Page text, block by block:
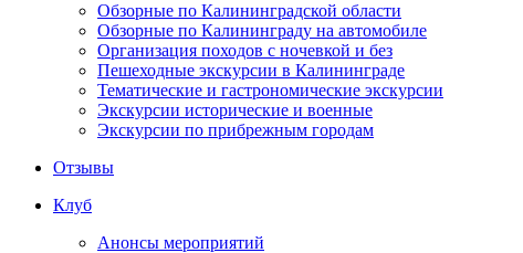
Обзорные по Калининградской области
Обзорные по Калининграду на автомобиле
Организация походов с ночевкой и без
Пешеходные экскурсии в Калининграде
Тематические и гастрономические экскурсии
Экскурсии исторические и военные
Экскурсии по прибрежным городам
Отзывы
Клуб
Анонсы мероприятий